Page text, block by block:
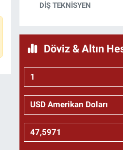
DİŞ TEKNİSYEN
Döviz & Altın